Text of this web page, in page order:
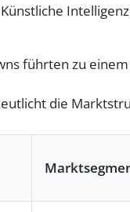
Künstliche
führten zu
die